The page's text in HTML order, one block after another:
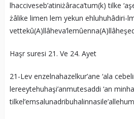
lhacciveseb’atiniżâraca’tum(k) tilke
żâlike limen lem yekun ehluhuhâdiri-
Haşr suresi 21. Ve 24. Ayet
21-Lev enzelnahazelkur’ane ‘ala
lereeytehuhaşi’anmutesaddi ‘an